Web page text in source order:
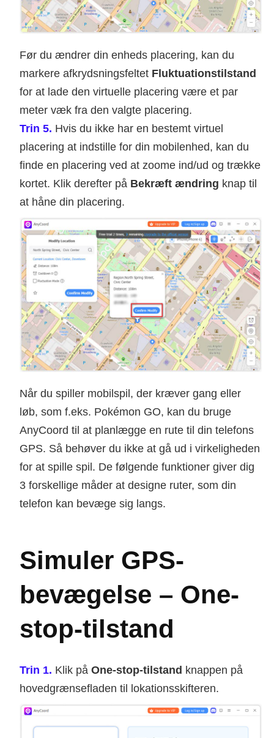
Før du ændrer din enheds placering, kan du
markere afkrydsningsfeltet Fluktuationstilstand
for at lade den virtuelle placering være et par
meter væk fra den valgte placering.
Trin 5. Hvis du ikke har en bestemt virtuel
placering at indstille for din mobilenhed, kan du
finde en placering ved at zoome ind/ud og trække
kortet. Klik derefter på Bekræft ændring knap til
at håne din placering.
Når du spiller mobilspil, der kræver gang eller
løb, som f.eks. Pokémon GO, kan du bruge
AnyCoord til at planlægge en rute til din telefons
GPS. Så behøver du ikke at gå ud i virkeligheden
for at spille spil. De følgende funktioner giver dig
3 forskellige måder at designe ruter, som din
telefon kan bevæge sig langs.
Simuler GPS-
bevægelse – One-
stop-tilstand
Trin 1. Klik på One-stop-tilstand knappen på
hovedgrænsefladen til lokationsskifteren.